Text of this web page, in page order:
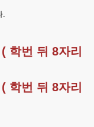
.
학번 뒤 8자리
학번 뒤 8자리